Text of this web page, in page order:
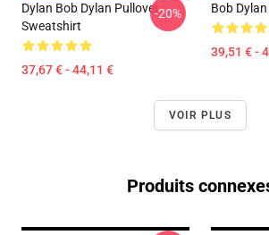
Dylan Bob Dylan Pullover
Sweatshirt
37,67 € - 44,11 €
-20% Bob
39,51 € -
VOIR PLUS
Produits